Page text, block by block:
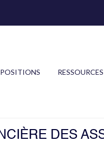
POSITIONS RESSOURCES
DES